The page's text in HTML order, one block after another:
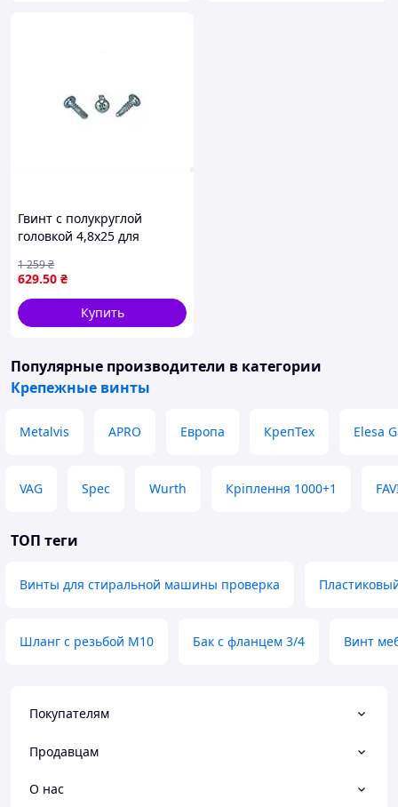
Гвинт с полукруглой
головкой 4,8х25 для
ремонте 500 штук
упаковка КРЕПТЕХ
629.50 ₴
1 259₴
Купить
Популярные производители в категории
Крепежные винты
Metalvis APRO Европа КрепТех Elesa
VAG Spec Wurth Кріплення 1000+1
ТОП теги
Винты для стиральной машины проверка
Шланг с резьбой M10 Бак с фланцем 3/4 Винт
Покупателям
Продавцам
О нас